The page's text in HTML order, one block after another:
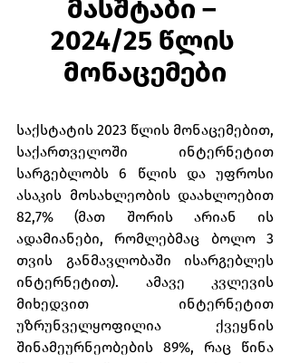
მასშტაბი –
2024/25 წლის
მონაცემები
საქსტატის 2023 წლის მონაცემებით,
საქართველოში ინტერნეტით
სარგებლობს 6 წლის და უფროსი
ასაკის მოსახლეობის დაახლოებით
82,7% (მათ შორის არიან ის
ადამიანები, რომლებმაც ბოლო 3
თვის განმავლობაში ისარგებლეს
ინტერნეტით). ამავე კვლევის
მიხედვით ინტერნეტით
უზრუნველყოფილია ქვეყნის
შინამეურნეობების 89%, რაც წინა